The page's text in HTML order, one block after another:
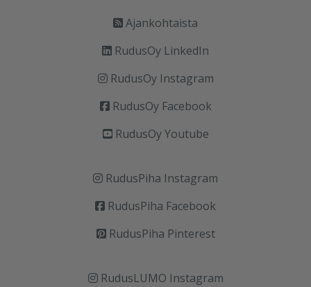
Ajankohtaista
RudusOy LinkedIn
RudusOy Instagram
RudusOy Facebook
RudusOy Youtube
RudusPiha Instagram
RudusPiha Facebook
RudusPiha Pinterest
RudusLUMO Instagram